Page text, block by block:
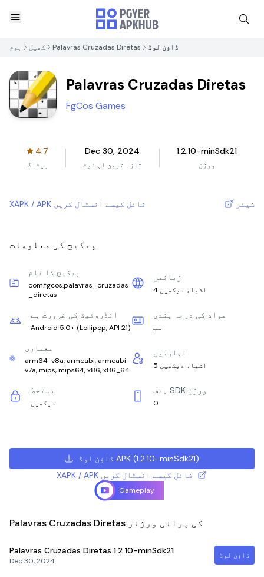
ہوم کھیل Palavras Cruzadas Diretas ڈاؤن لوڈ
Palavras Cruzadas Diretas
FgCos Games
4.7
ریٹنگ
Dec 30, 2024
تازہ ترین اپ ڈیٹ
1.2.10-minSdk21
ورژن
XAPK / APK فائل کیسے انسٹال کریں شیئر
پیکیج کی معلومات
پیکیج کا نام
com.fgcos.palavras_cruzadas
_diretas
زبانیں
4 اشیاء دیکھیں
انڈروئیڈ کی ضرورت ہے
Android 5.0+ (Lollipop, API 21)
مواد کی درجہ بندی
سب
معماری
arm64-v8a, armeabi, armeabi-
v7a, mips, mips64, x86, x86_64
اجازتیں
5 اشیاء دیکھیں
دستخط
دیکھیں
ہدف SDK ورژن
0
ڈاؤن لوڈ APK (1.2.10-minSdk21)
XAPK / APK فائل کیسے انسٹال کریں
Gameplay
Palavras Cruzadas Diretas کی پرانی ورژنز
Palavras Cruzadas Diretas 1.2.10-minSdk21
Dec 30, 2024
ڈاؤن لوڈ